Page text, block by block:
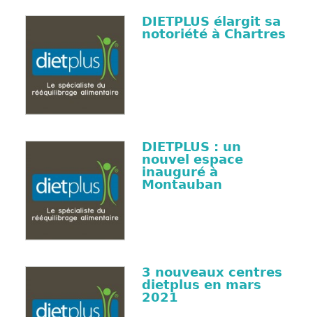
DIETPLUS élargit sa
notoriété à Chartres
DIETPLUS : un
nouvel espace
inauguré à
Montauban
3 nouveaux centres
dietplus en mars
2021